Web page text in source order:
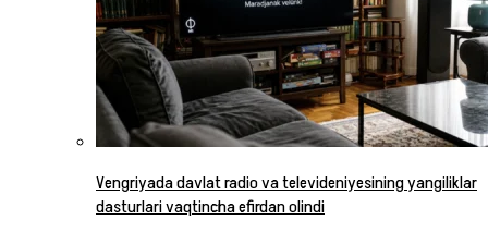
Vengriyada davlat radio va televideniyesining yangiliklar
dasturlari vaqtincha efirdan olindi